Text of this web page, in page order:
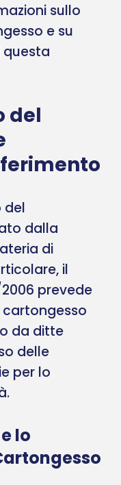
sullo
e su
questa
del
del
dalla
di
il
prevede
da ditte
delle
per lo
lo